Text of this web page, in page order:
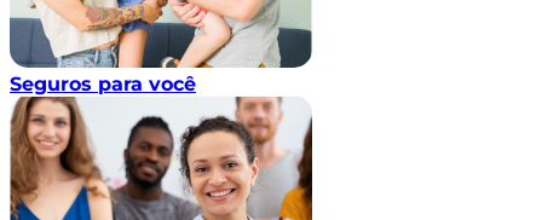
Seguros para você